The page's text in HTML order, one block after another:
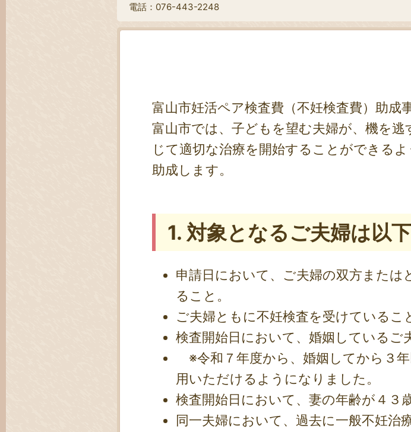
電話：076-443-2248
富山市妊活ペア検査費（不妊検査費）助成
富山市では、子どもを望む夫婦が、機を
じて適切な治療を開始することができる
助成します。
1. 対象となるご夫婦は以
申請日において、ご夫婦の双方または
ること。
ご夫婦ともに不妊検査を受けているこ
検査開始日において、婚姻しているご
※令和７年度から、婚姻してから３
用いただけるようになりました。
検査開始日において、妻の年齢が４３
同一夫婦において、過去に一般不妊治